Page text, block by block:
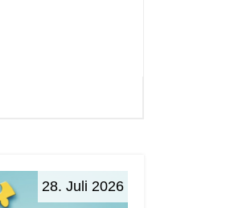
28. Juli 2026